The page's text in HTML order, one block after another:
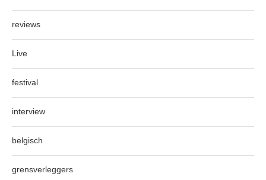
reviews
Live
festival
interview
belgisch
grensverleggers